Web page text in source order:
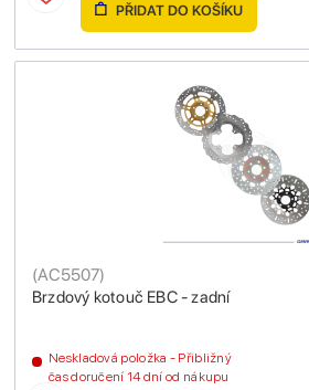
PŘIDAT DO KOŠÍKU
Brzdový kotouč EBC - zadní
(AC5507)
Neskladová položka - Přibližný
čas doručení 14 dní od nákupu